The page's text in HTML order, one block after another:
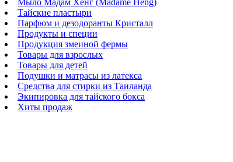
Тайские пластыри
Парфюм и дезодоранты Кристалл
Продукты и специи
Продукция змеиной фермы
Товары для взрослых
Товары для детей
Подушки и матрасы из латекса
Средства для стирки из Таиланда
Экипировка для тайского бокса
Хиты продаж